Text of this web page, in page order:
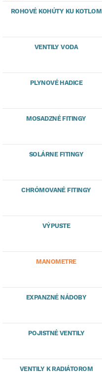
ROHOVÉ KOHÚTY KU KOTLOM
VENTILY VODA
PLYNOVÉ HADICE
MOSADZNÉ FITINGY
SOLÁRNE FITINGY
CHRÓMOVANÉ FITINGY
VÝPUSTE
MANOMETRE
EXPANZNÉ NÁDOBY
POJISTNÉ VENTILY
VENTILY K RADIÁTOROM